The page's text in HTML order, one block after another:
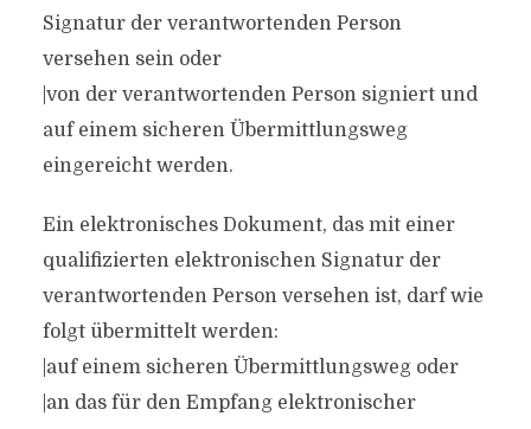
Signatur der verantwortenden Person
versehen sein oder
|von der verantwortenden Person signiert und
auf einem sicheren Übermittlungsweg
eingereicht werden.
Ein elektronisches Dokument, das mit einer
qualifizierten elektronischen Signatur der
verantwortenden Person versehen ist, darf wie
folgt übermittelt werden:
|auf einem sicheren Übermittlungsweg oder
|an das für den Empfang elektronischer